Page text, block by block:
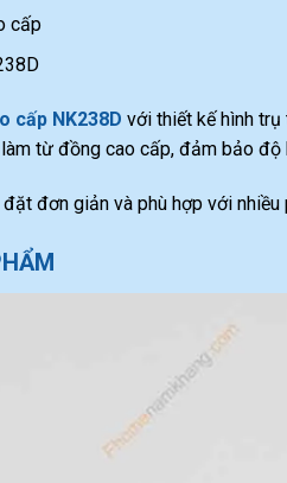
cấp
cấp NK238D với thiết kế hình
từ đồng cao cấp, đảm bảo độ
đơn giản và phù hợp với